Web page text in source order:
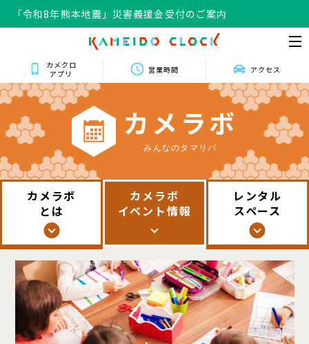
「令和8年熊本地震」災害義援金受付のご案内
カメクロ
アプリ
営業時間 アクセス
カ メ ラボ
みんなのタマリバ
カメラボ
とは
カメラボ
イベント情報
レンタル
スペース